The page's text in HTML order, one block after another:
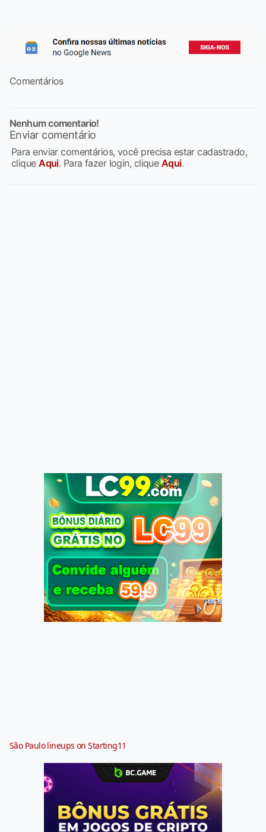
Comentários
Nenhum comentario!
Enviar comentário
Para enviar comentários, você precisa estar cadastrado,
cliqueAqui. Para fazer login, clique Aqui.
São Paulo lineups on Starting11